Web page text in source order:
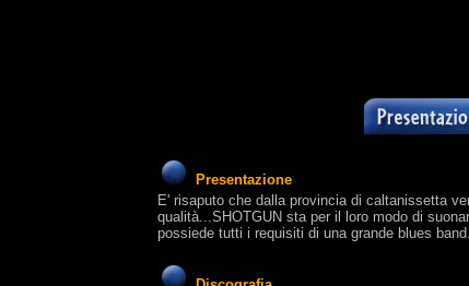
Presentazione
E' risaputo che dalla provincia di caltanissetta
qualità...SHOTGUN sta per il loro modo di
possiede tutti i requisiti di una grande blues